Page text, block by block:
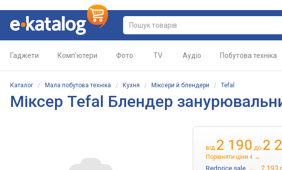
Гаджети Комп'ютери Фото TV Аудіо Побутова техніка
Каталог / Мала побутова техніка / Кухня / Міксери й блендери / Tefal
Міксер Tefal Блендер
від 2 190 до 2
Порівняти ціни 4 →
Redprice.sale →